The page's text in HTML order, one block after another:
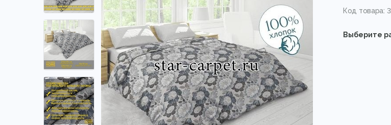
Код товара:
Выберите